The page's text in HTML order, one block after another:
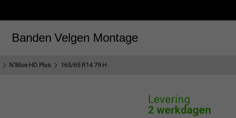
Banden Velgen Montage
N'Blue HD Plus 165/65 R14 79 H
Levering
2 werkdagen